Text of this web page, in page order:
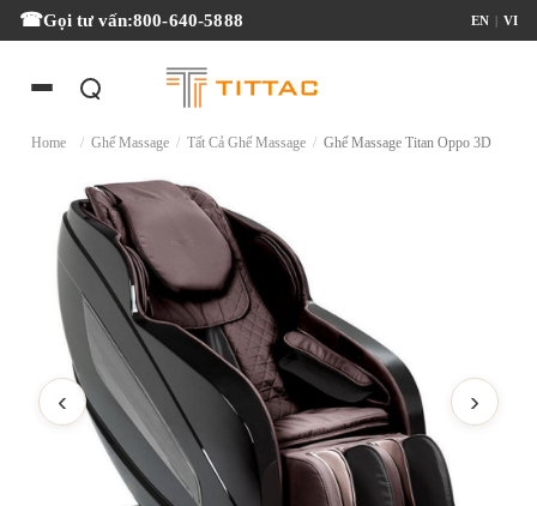
Gọi tư vấn:800-640-5888 EN | VI
Home / Ghế Massage / Tất Cả Ghế Massage / Ghế Massage Titan Oppo 3D
‹ ›